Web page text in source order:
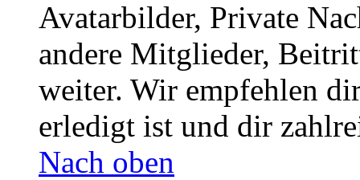
Avatarbilder, Private
andere Mitglieder,
weiter. Wir empfehlen
erledigt ist und dir
Nach oben